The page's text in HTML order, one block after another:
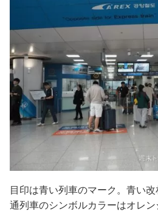
目印は青い列車のマーク。青い
通列車のシンボルカラーはオレ